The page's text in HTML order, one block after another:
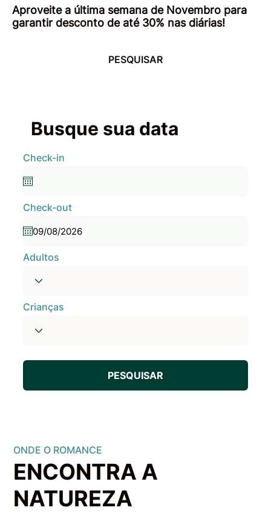
Aproveite a última semana de Novembro para
garantir desconto de até 30% nas diárias!
PESQUISAR
ONDE O ROMANCE
ENCONTRA A
NATUREZA
Busque sua data
Check-in
Check-out
Adultos
Crianças
PESQUISAR